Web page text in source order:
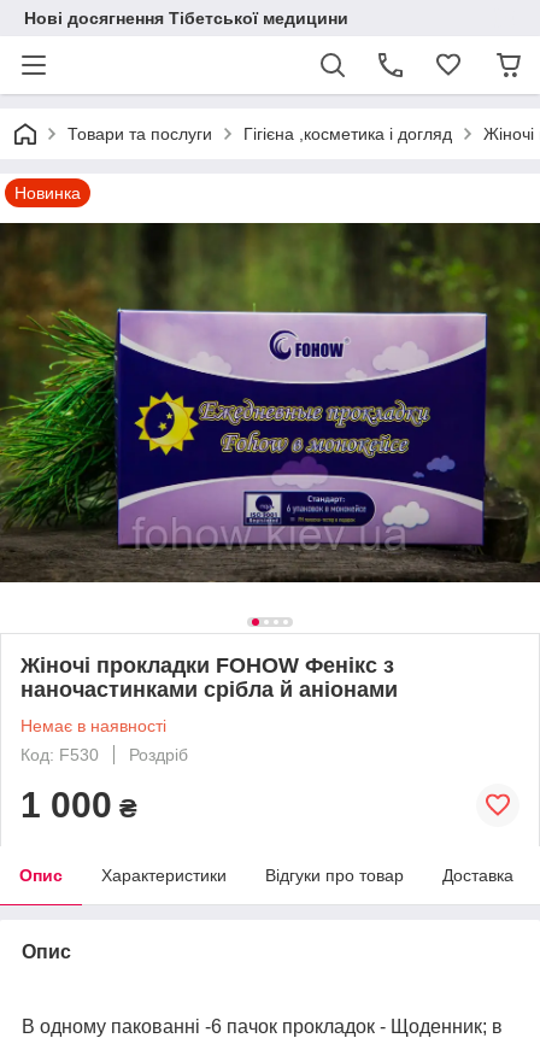
Нові досягнення Тібетської медицини
Товари та послуги Гігієна ,косметика і догляд
Новинка
Жіночі прокладки FOHOW Фенікс з
наночастинками срібла й аніонами
Немає в наявності
Код: F530
Роздріб
1 000 ₴
Опис Характеристики Відгуки про товар Доставка
Опис
В одному пакованні -6 пачок прокладок - Щоденник; в